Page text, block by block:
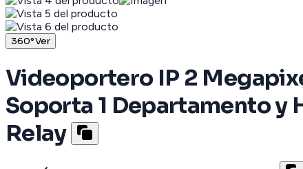
360°Ver
Videoportero IP 2
Soporta 1 Departamento y
Relay